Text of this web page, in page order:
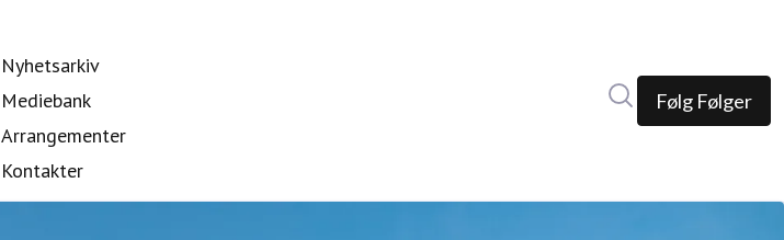
Nyhetsarkiv
Mediebank
Arrangementer
Kontakter
Følg Følger